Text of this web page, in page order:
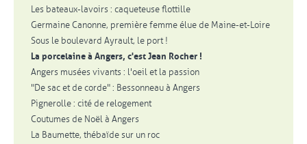
Les bateaux-lavoirs : caqueteuse flottille
Germaine Canonne, première femme élue de Maine-et-Loire
Sous le boulevard Ayrault, le port !
La porcelaine à Angers, c'est Jean Rocher !
Angers musées vivants : l'oeil et la passion
"De sac et de corde" : Bessonneau à Angers
Pignerolle : cité de relogement
Coutumes de Noël à Angers
La Baumette, thébaïde sur un roc